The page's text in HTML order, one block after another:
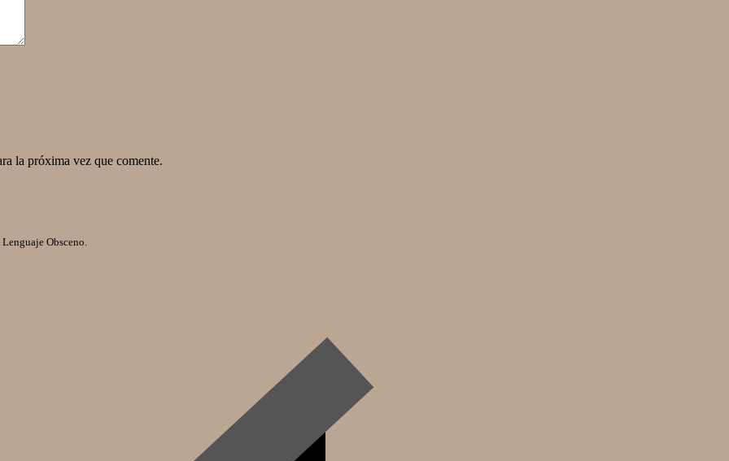
la próxima vez que comente.
Obsceno.